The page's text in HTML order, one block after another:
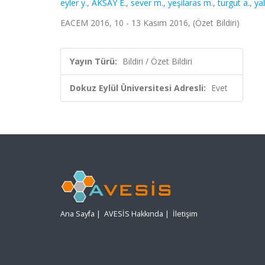
eyler y., AKSAY E., sever m., yeşilaras m.,turgut a.,
EACEM 2016, 10 - 13 Kasım 2016, (Özet Bildiri)
Yayın Türü: Bildiri / Özet Bildiri
Dokuz Eylül Üniversitesi Adresli: Evet
Ana Sayfa | AVESİS Hakkında | İletişim